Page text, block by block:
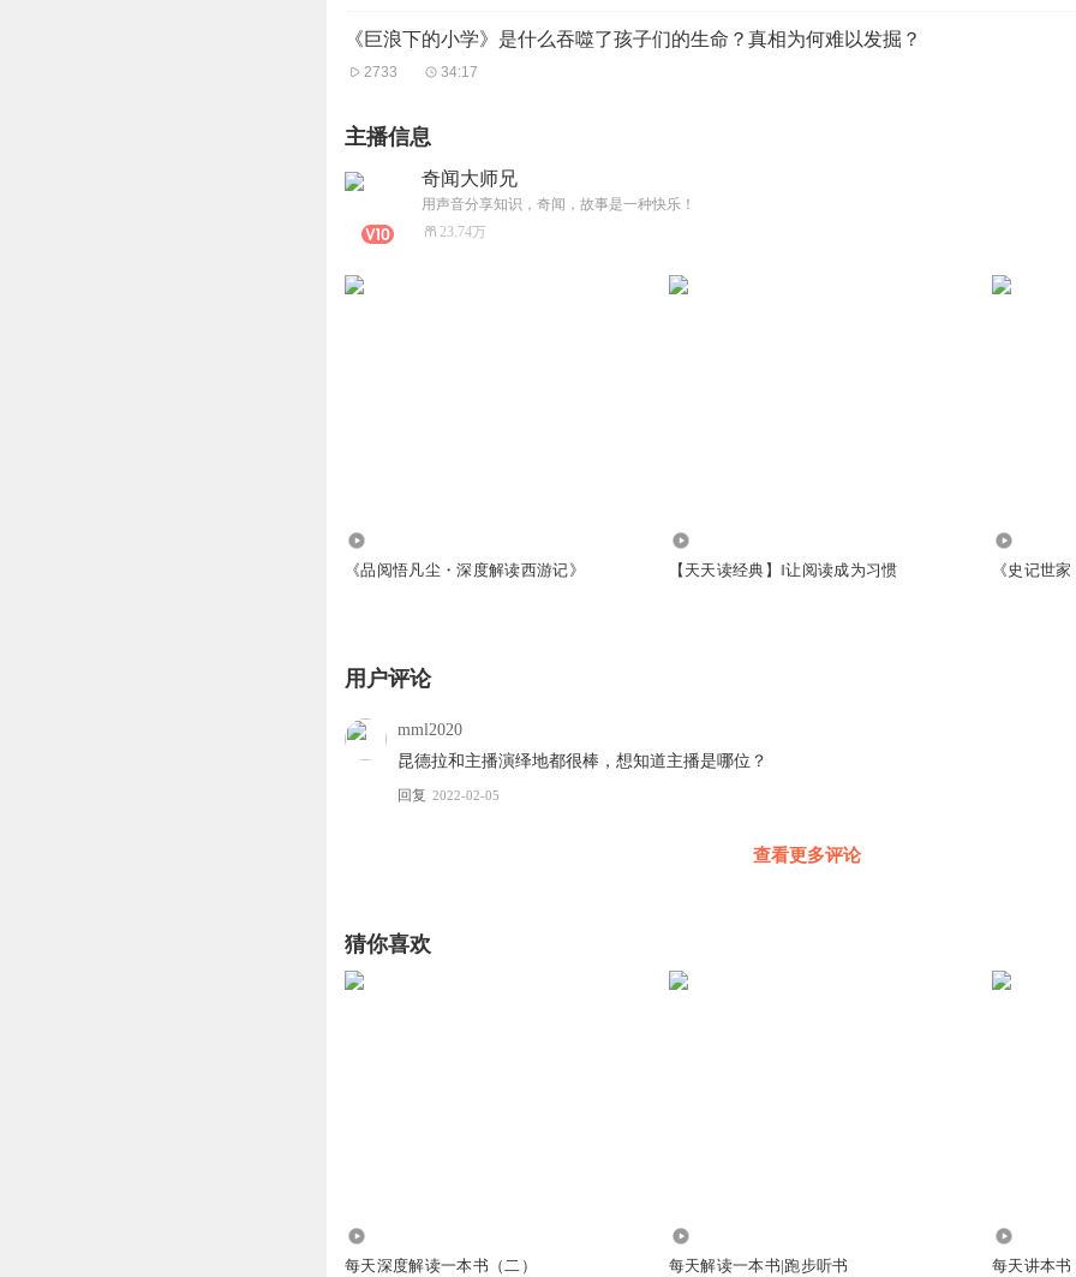
《巨浪下的小学》是什么吞噬了孩子们的生命？真相为何难以发掘？
2733 34:17
主播信息
奇闻大师兄
用声音分享知识，奇闻，故事是一种快乐！
23.74万
《品阅悟凡尘・深度解读西游记》 【天天读经典】‖让阅读成为习惯 《史记世
用户评论
mml2020
昆德拉和主播演绎地都很棒，想知道主播是哪位？
回复 2022-02-05
查看更多评论
猜你喜欢
每天深度解读一本书（二） 每天解读一本书|跑步听书 每天讲本书